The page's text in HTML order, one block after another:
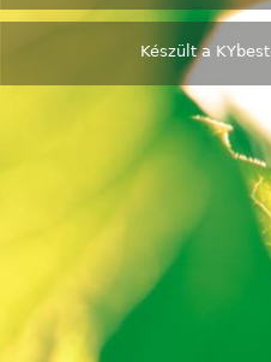
Készült a KYbest